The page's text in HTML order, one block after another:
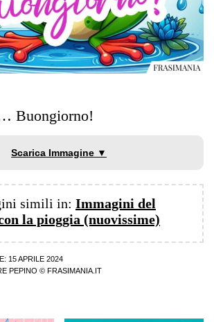
Buongiorno!
Scarica Immagine ▼
simili in: Immagini del
la pioggia (nuovissime)
15 APRILE 2024
PEPINO © FRASIMANIA.IT